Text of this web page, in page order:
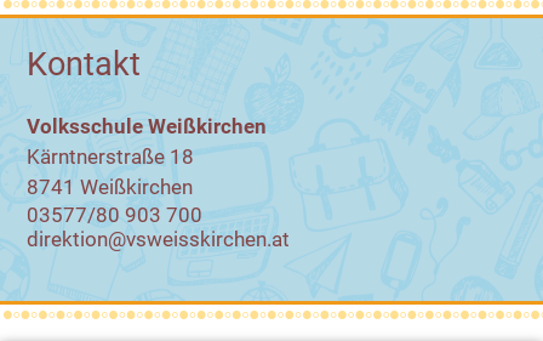
Kontakt
Volksschule Weißkirchen
Kärntnerstraße 18
8741 Weißkirchen
03577/80 903 700
direktion@vsweisskirchen.at